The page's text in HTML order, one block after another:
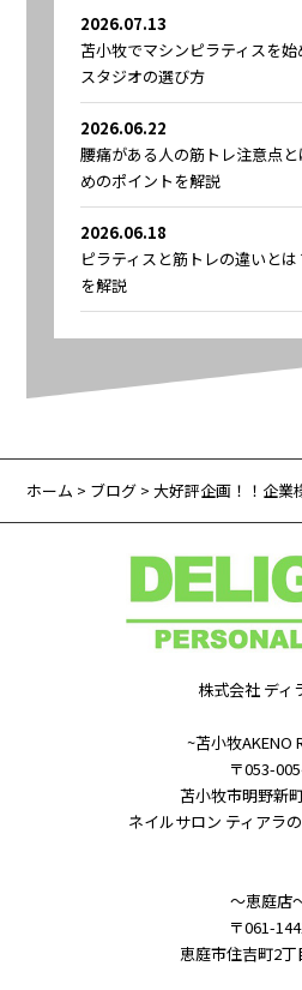
2026.07.13
苫小牧でマシンピラティスを
スタジオの選び方
2026.06.22
腰痛がある人の筋トレ注意点
めのポイントを解説
2026.06.18
ピラティスと筋トレの違いと
を解説
ホーム > ブログ > 大好評企画！！企業
株式会社 ディ
~苫小牧AKENO
〒053-
苫小牧市明野新
ネイルサロン ティアラの
～恵庭店
〒061-
恵庭市住吉町2丁